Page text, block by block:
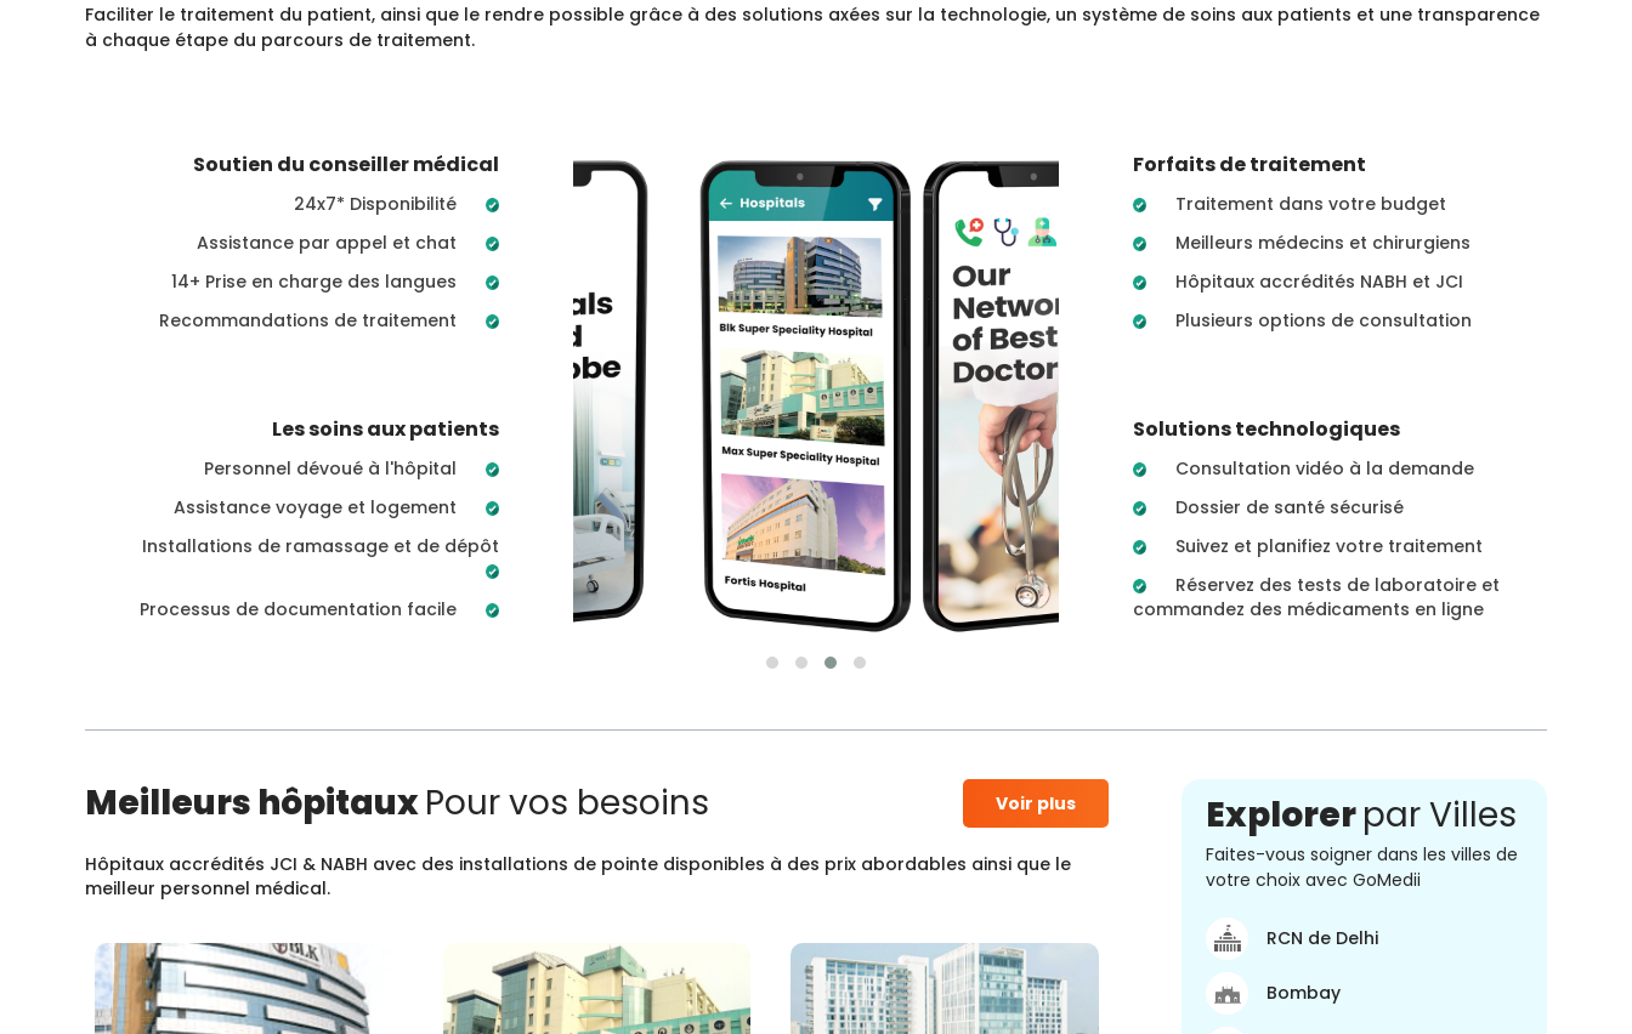
Faciliter le traitement du patient, ainsi que le rendre possible grâce à des solutions axées sur la technologie, un système de soins aux patients et une transparence
à chaque étape du parcours de traitement.
Soutien du conseiller médical
24x7* Disponibilité
Assistance par appel et chat
14+ Prise en charge des langues
Recommandations de traitement
Les soins aux patients
Personnel dévoué à l'hôpital
Assistance voyage et logement
Installations de ramassage et de dépôt
Processus de documentation facile
Forfaits de traitement
Traitement dans votre budget
Meilleurs médecins et chirurgiens
Hôpitaux accrédités NABH et JCI
Plusieurs options de consultation
Solutions technologiques
Consultation vidéo à la demande
Dossier de santé sécurisé
Suivez et planifiez votre traitement
Réservez des tests de laboratoire et
commandez des médicaments en ligne
Meilleurs hôpitauxPour vos besoins Voir plus
Hôpitaux accrédités JCI & NABH avec des installations de pointe disponibles à des prix abordables ainsi que le
meilleur personnel médical.
Explorerpar Villes
Faites-vous soigner dans les villes de
votre choix avec GoMedii
RCN de Delhi
Bombay